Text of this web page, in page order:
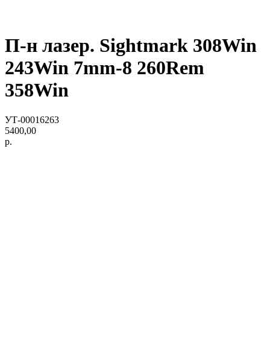
П-н лазер. Sightmark 308Win
243Win 7mm-8 260Rem
358Win
УТ-00016263
5400,00
р.